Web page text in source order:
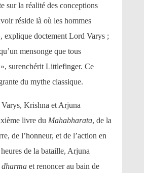
sur la réalité des conceptions
réside là où les hommes
explique doctement Lord Varys ;
mensonge que tous
surenchérit Littlefinger. Ce
du mythe classique.
Krishna et Arjuna
livre du Mahabharata, de la
de l’honneur, et de l’action en
de la bataille, Arjuna
dharma et renoncer au bain de